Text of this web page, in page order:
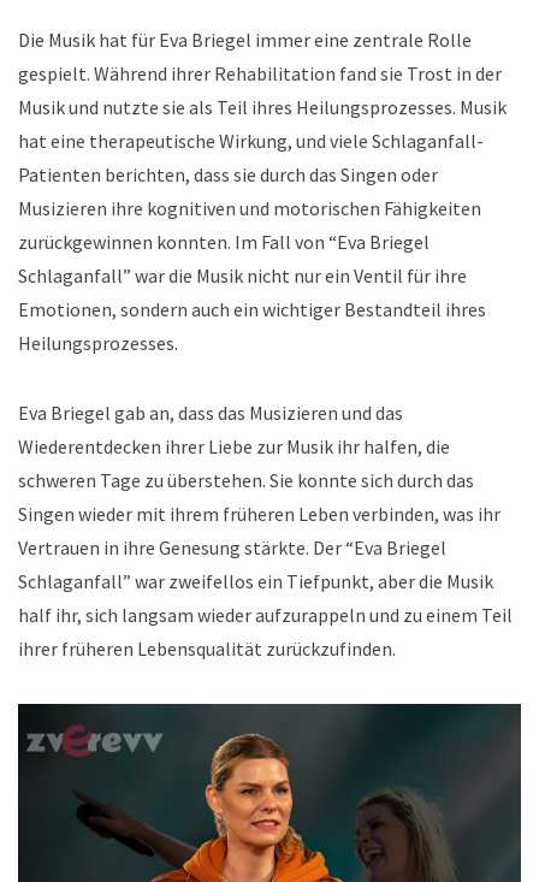
Die Musik hat für Eva Briegel immer eine zentrale Rolle
gespielt. Während ihrer Rehabilitation fand sie Trost in der
Musik und nutzte sie als Teil ihres Heilungsprozesses. Musik
hat eine therapeutische Wirkung, und viele Schlaganfall-
Patienten berichten, dass sie durch das Singen oder
Musizieren ihre kognitiven und motorischen Fähigkeiten
zurückgewinnen konnten. Im Fall von “Eva Briegel
Schlaganfall” war die Musik nicht nur ein Ventil für ihre
Emotionen, sondern auch ein wichtiger Bestandteil ihres
Heilungsprozesses.
Eva Briegel gab an, dass das Musizieren und das
Wiederentdecken ihrer Liebe zur Musik ihr halfen, die
schweren Tage zu überstehen. Sie konnte sich durch das
Singen wieder mit ihrem früheren Leben verbinden, was ihr
Vertrauen in ihre Genesung stärkte. Der “Eva Briegel
Schlaganfall” war zweifellos ein Tiefpunkt, aber die Musik
half ihr, sich langsam wieder aufzurappeln und zu einem Teil
ihrer früheren Lebensqualität zurückzufinden.